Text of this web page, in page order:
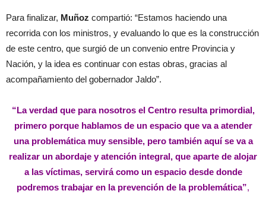
Para finalizar, Muñoz compartió: “Estamos haciendo una
recorrida con los ministros, y evaluando lo que es la construcción
de este centro, que surgió de un convenio entre Provincia y
Nación, y la idea es continuar con estas obras, gracias al
acompañamiento del gobernador Jaldo”.
“La verdad que para nosotros el Centro resulta primordial,
primero porque hablamos de un espacio que va a atender
una problemática muy sensible, pero también aquí se va a
realizar un abordaje y atención integral, que aparte de alojar
a las víctimas, servirá como un espacio desde donde
podremos trabajar en la prevención de la problemática”,